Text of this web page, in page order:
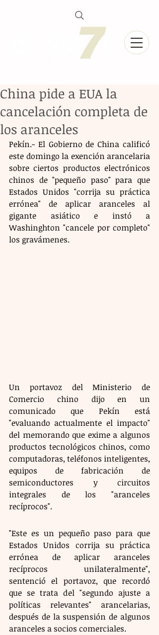
China pide a EUA la
cancelación completa de
los aranceles
Pekín.- El Gobierno de China calificó
este domingo la exención arancelaria
sobre ciertos productos electrónicos
chinos de "pequeño paso" para que
Estados Unidos "corrija su práctica
errónea" de aplicar aranceles al
gigante asiático e instó a
Washinghton "cancele por completo"
los gravámenes.
Un portavoz del Ministerio de
Comercio chino dijo en un
comunicado que Pekín está
"evaluando actualmente el impacto"
del memorando que exime a algunos
productos tecnológicos chinos, como
computadoras, teléfonos inteligentes,
equipos de fabricación de
semiconductores y circuitos
integrales de los "aranceles
recíprocos".
"Este es un pequeño paso para que
Estados Unidos corrija su práctica
errónea de aplicar aranceles
recíprocos unilateralmente",
sentenció el portavoz, que recordó
que se trata del "segundo ajuste a
políticas relevantes" arancelarias,
después de la suspensión de algunos
aranceles a socios comerciales.